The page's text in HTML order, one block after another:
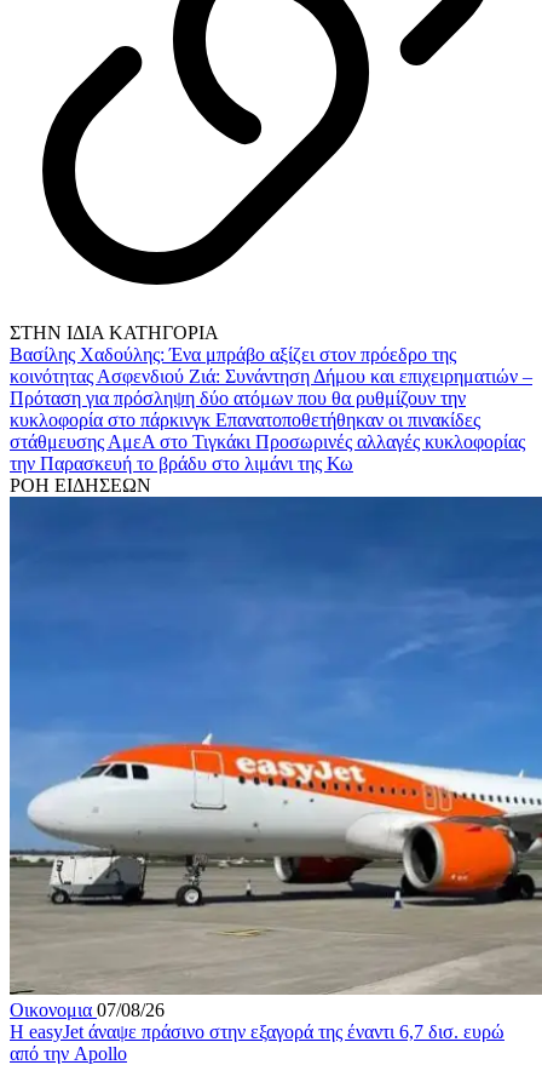
ΣΤΗΝ ΙΔΙΑ ΚΑΤΗΓΟΡΙΑ
Βασίλης Χαδούλης: Ένα μπράβο αξίζει στον πρόεδρο της
κοινότητας Ασφενδιού Ζιά: Συνάντηση Δήμου και επιχειρηματιών –
Πρόταση για πρόσληψη δύο ατόμων που θα ρυθμίζουν την
κυκλοφορία στο πάρκινγκ Επανατοποθετήθηκαν οι πινακίδες
στάθμευσης ΑμεΑ στο Τιγκάκι Προσωρινές αλλαγές κυκλοφορίας
την Παρασκευή το βράδυ στο λιμάνι της Κω
ΡΟΗ ΕΙΔΗΣΕΩΝ
Οικονομια 07/08/26
Η easyJet άναψε πράσινο στην εξαγορά της έναντι 6,7 δισ. ευρώ
από την Apollo